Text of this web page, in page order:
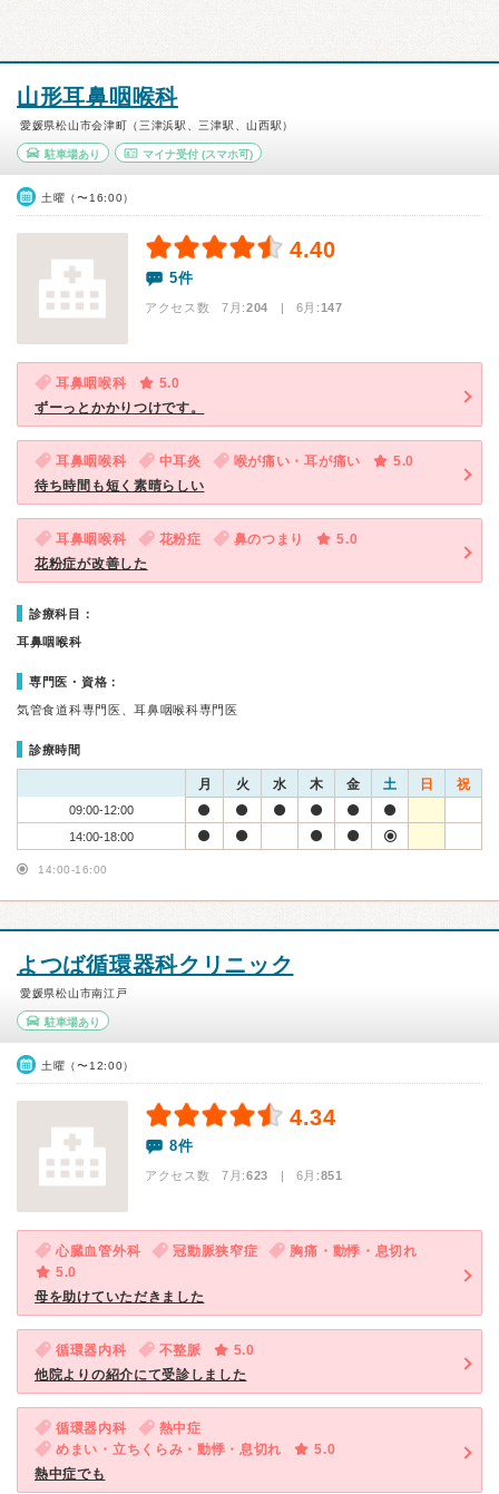
山形耳鼻咽喉科
愛媛県松山市会津町（三津浜駅、三津駅、山西駅）
駐車場あり マイナ受付(スマホ可)
土曜（〜16:00）
4.40
5件
アクセス数 7月:204 | 6月:147
耳鼻咽喉科
5.0
ずーっとかかりつけです。
耳鼻咽喉科 中耳炎 喉が痛い・耳が痛い
5.0
待ち時間も短く素晴らしい
耳鼻咽喉科 花粉症 鼻のつまり
5.0
花粉症が改善した
診療科目：
耳鼻咽喉科
専門医・資格：
気管食道科専門医、耳鼻咽喉科専門医
診療時間
月 火 水 木 金 土 日 祝
09:00-12:00
14:00-18:00
14:00-16:00
よつば循環器科クリニック
愛媛県松山市南江戸
駐車場あり
土曜（〜12:00）
4.34
8件
アクセス数 7月:623 | 6月:851
心臓血管外科 冠動脈狭窄症
胸痛・動悸・息切れ
5.0
母を助けていただきました
循環器内科 不整脈
5.0
他院よりの紹介にて受診しました
循環器内科
熱中症
めまい・立ちくらみ・動悸・息切れ
5.0
熱中症でも